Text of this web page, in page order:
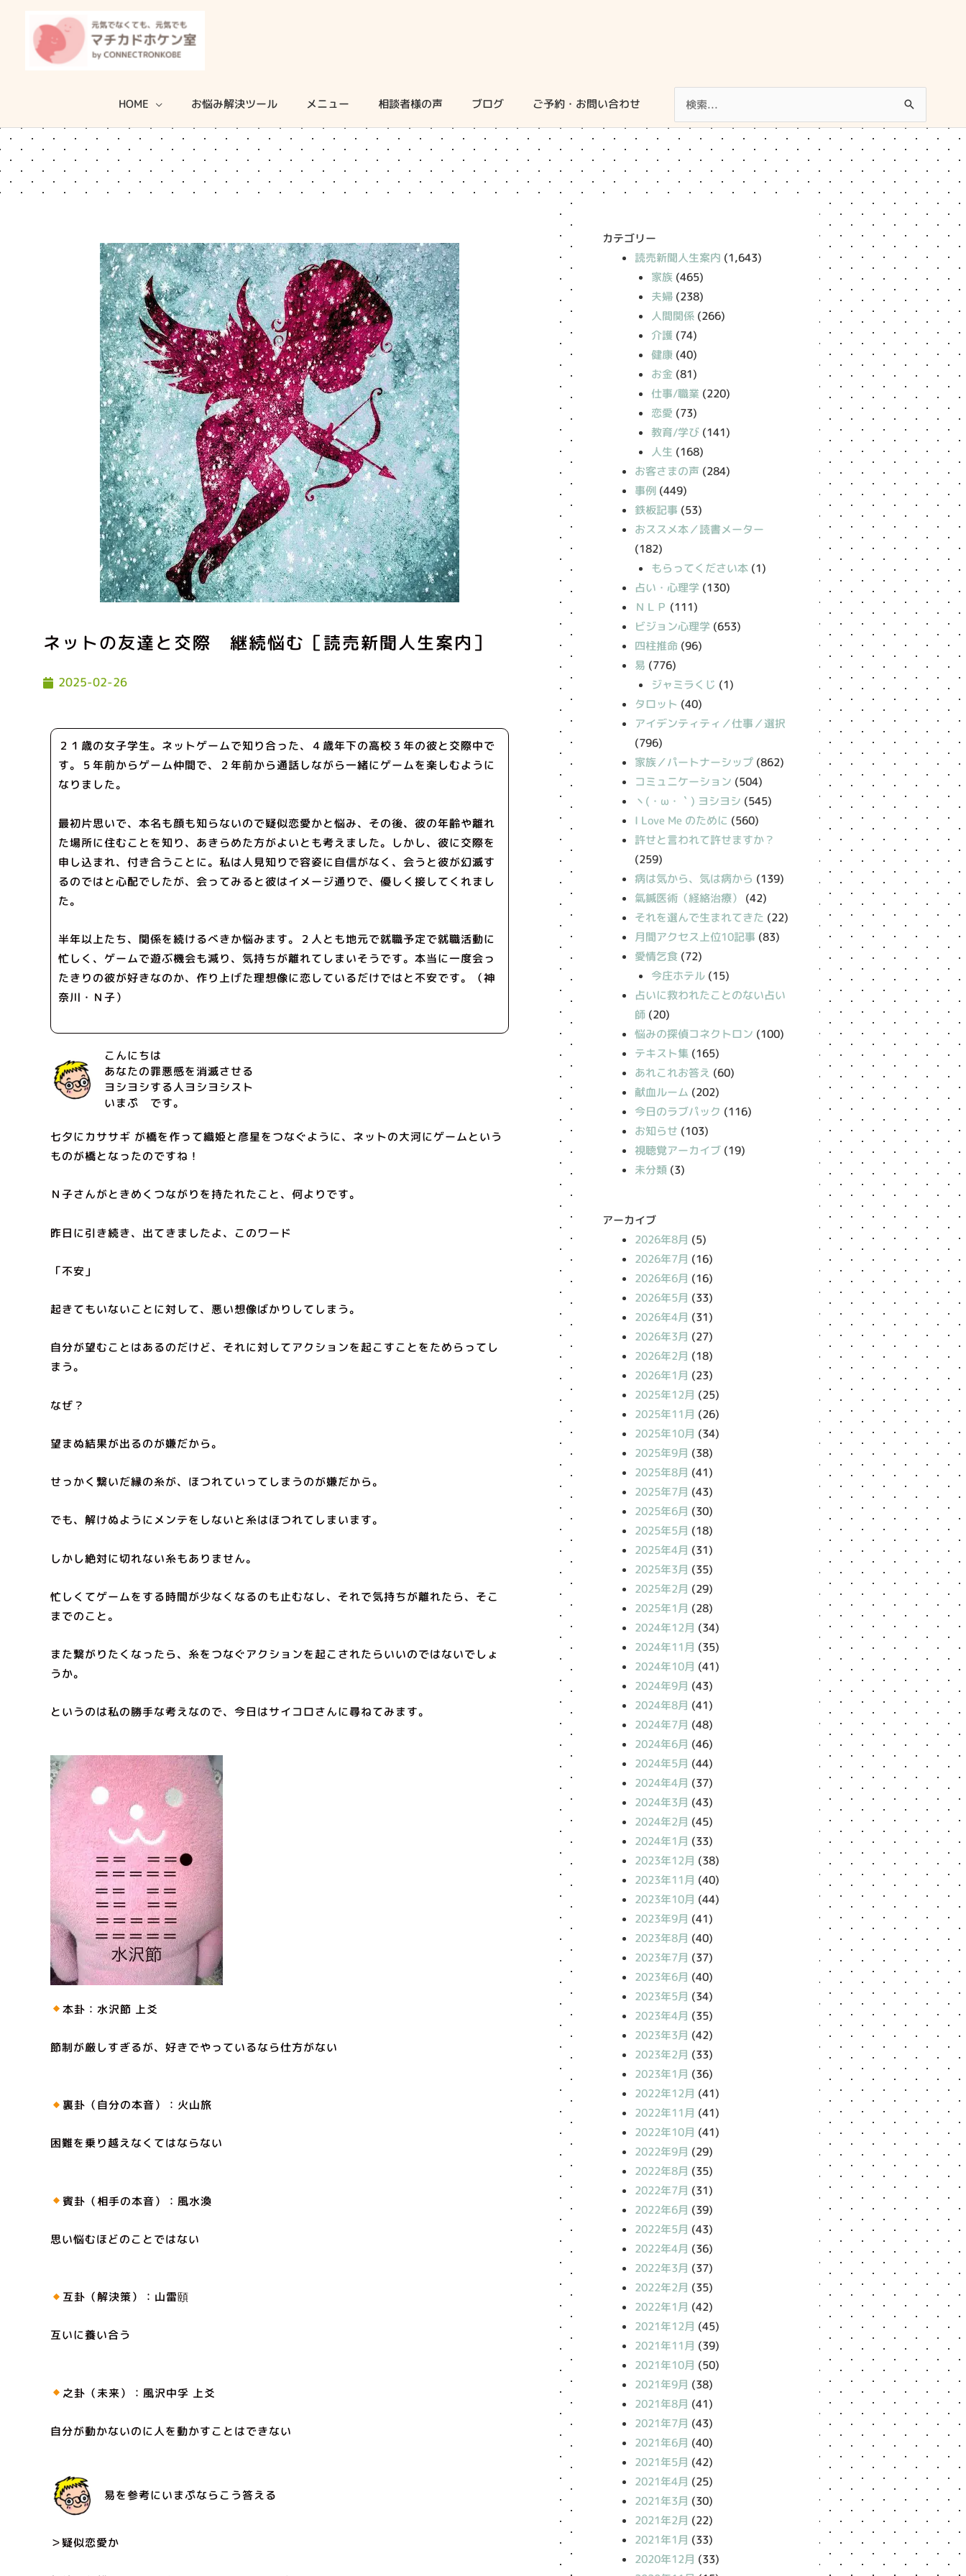
プ
HOME お悩み解決ツール メニュー 相談者様の声 ブログ ご予約・お問い合わせ
索
対
象:
ネットの友達と交際 継続悩む［読売新聞人生案内］
2025-02-26
２１歳の女子学生。ネットゲームで知り合った、４歳年下の高校３年の彼と交際中で
す。５年前からゲーム仲間で、２年前から通話しながら一緒にゲームを楽しむように
なりました。
最初片思いで、本名も顔も知らないので疑似恋愛かと悩み、その後、彼の年齢や離れ
た場所に住むことを知り、あきらめた方がよいとも考えました。しかし、彼に交際を
申し込まれ、付き合うことに。私は人見知りで容姿に自信がなく、会うと彼が幻滅す
るのではと心配でしたが、会ってみると彼はイメージ通りで、優しく接してくれまし
た。
半年以上たち、関係を続けるべきか悩みます。２人とも地元で就職予定で就職活動に
忙しく、ゲームで遊ぶ機会も減り、気持ちが離れてしまいそうです。本当に一度会っ
たきりの彼が好きなのか、作り上げた理想像に恋しているだけではと不安です。（神
奈川・Ｎ子）
こんにちは
あなたの罪悪感を消滅させる
ヨシヨシする人ヨシヨシスト
いまぷ です。
七夕にカササギ が橋を作って織姫と彦星をつなぐように、ネットの大河にゲームという
ものが橋となったのですね！
Ｎ子さんがときめくつながりを持たれたこと、何よりです。
昨日に引き続き、出てきましたよ、このワード
「不安」
起きてもいないことに対して、悪い想像ばかりしてしまう。
自分が望むことはあるのだけど、それに対してアクションを起こすことをためらってし
まう。
なぜ？
望まぬ結果が出るのが嫌だから。
せっかく繋いだ縁の糸が、ほつれていってしまうのが嫌だから。
でも、解けぬようにメンテをしないと糸はほつれてしまいます。
しかし絶対に切れない糸もありません。
忙しくてゲームをする時間が少なくなるのも止むなし、それで気持ちが離れたら、そこ
までのこと。
また繋がりたくなったら、糸をつなぐアクションを起こされたらいいのではないでしょ
うか。
というのは私の勝手な考えなので、今日はサイコロさんに尋ねてみます。
本卦：水沢節 上爻
節制が厳しすぎるが、好きでやっているなら仕方がない
裏卦（自分の本音）：火山旅
困難を乗り越えなくてはならない
賓卦（相手の本音）：風水渙
思い悩むほどのことではない
互卦（解決策）：山雷頤
互いに養い合う
之卦（未来）：風沢中孚 上爻
自分が動かないのに人を動かすことはできない
易を参考にいまぷならこう答える
＞疑似恋愛か
カテゴリー
読売新聞人生案内 (1,643)
家族 (465)
夫婦(238)
人間関係(266)
介護(74)
健康(40)
お金 (81)
仕事/職業 (220)
恋愛 (73)
教育/学び(141)
人生 (168)
お客さまの声 (284)
事例 (449)
鉄板記事 (53)
おススメ本／読書メーター
(182)
もらってください本(1)
占い・心理学 (130)
ＮＬＰ (111)
ビジョン心理学 (653)
四柱推命 (96)
易 (776)
ジャミラくじ (1)
タロット (40)
アイデンティティ／仕事／選択
(796)
家族／パートナーシップ (862)
コミュニケーション (504)
丶(・ω・｀) ヨシヨシ (545)
I Love Me のために (560)
許せと言われて許せますか？
(259)
病は気から、気は病から (139)
氣鍼医術（経絡治療）
(42)
それを選んで生まれてきた (22)
月間アクセス上位10記事 (83)
愛情乞食 (72)
今庄ホテル(15)
占いに救われたことのない占い
師 (20)
悩みの探偵コネクトロン (100)
テキスト集 (165)
あれこれお答え (60)
献血ルーム (202)
今日のラブパック (116)
お知らせ (103)
視聴覚アーカイブ (19)
未分類 (3)
アーカイブ
2026年8月 (5)
2026年7月 (16)
2026年6月 (16)
2026年5月 (33)
2026年4月 (31)
2026年3月 (27)
2026年2月 (18)
2026年1月 (23)
2025年12月 (25)
2025年11月 (26)
2025年10月 (34)
2025年9月 (38)
2025年8月 (41)
2025年7月 (43)
2025年6月 (30)
2025年5月 (18)
2025年4月 (31)
2025年3月 (35)
2025年2月 (29)
2025年1月 (28)
2024年12月 (34)
2024年11月 (35)
2024年10月 (41)
2024年9月 (43)
2024年8月 (41)
2024年7月 (48)
2024年6月 (46)
2024年5月 (44)
2024年4月 (37)
2024年3月 (43)
2024年2月 (45)
2024年1月 (33)
2023年12月 (38)
2023年11月 (40)
2023年10月 (44)
2023年9月 (41)
2023年8月 (40)
2023年7月 (37)
2023年6月 (40)
2023年5月 (34)
2023年4月 (35)
2023年3月 (42)
2023年2月 (33)
2023年1月 (36)
2022年12月 (41)
2022年11月 (41)
2022年10月 (41)
2022年9月 (29)
2022年8月 (35)
2022年7月 (31)
2022年6月 (39)
2022年5月 (43)
2022年4月 (36)
2022年3月 (37)
2022年2月 (35)
2022年1月 (42)
2021年12月 (45)
2021年11月 (39)
2021年10月 (50)
2021年9月 (38)
2021年8月 (41)
2021年7月 (43)
2021年6月 (40)
2021年5月 (42)
2021年4月 (25)
2021年3月 (30)
2021年2月 (22)
2021年1月 (33)
2020年12月 (33)